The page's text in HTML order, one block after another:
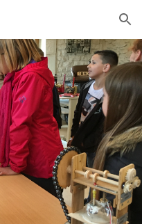
Skip to navigation